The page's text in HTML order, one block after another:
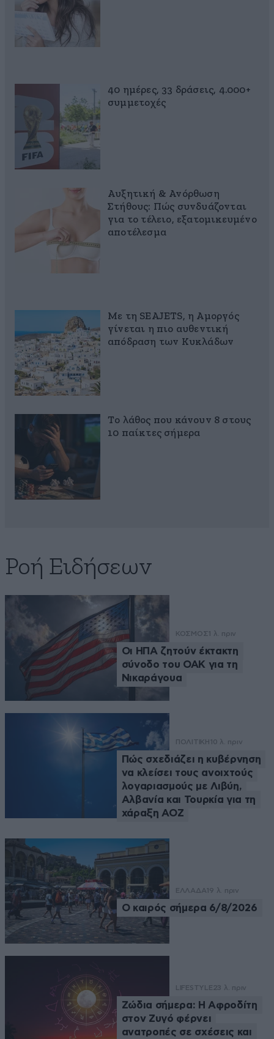
40 ημέρες, 33 δράσεις, 4.000+
συμμετοχές
Αυξητική & Ανόρθωση
Στήθους: Πώς συνδυάζονται
για το τέλειο, εξατομικευμένο
αποτέλεσμα
Με τη SEAJETS, η Αμοργός
γίνεται η πιο αυθεντική
απόδραση των Κυκλάδων
Το λάθος που κάνουν 8 στους
10 παίκτες σήμερα
Ροή Ειδήσεων
ΚΟΣΜΟΣ 1 λ. πριν
Οι ΗΠΑ ζητούν έκτακτη
σύνοδο του ΟΑΚ για τη
Νικαράγουα
ΠΟΛΙΤΙΚΗ 10 λ. πριν
Πώς σχεδιάζει η κυβέρνηση
να κλείσει τους ανοιχτούς
λογαριασμούς με Λιβύη,
Αλβανία και Τουρκία για τη
χάραξη ΑΟΖ
ΕΛΛΑΔΑ 19 λ. πριν
Ο καιρός σήμερα 6/8/2026
LIFESTYLE23 λ. πριν
Ζώδια σήμερα: Η Αφροδίτη
στον Ζυγό φέρνει
ανατροπές σε σχέσεις και